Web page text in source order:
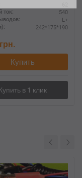
ток: 540
L+
242*175*190
грн.
Купить